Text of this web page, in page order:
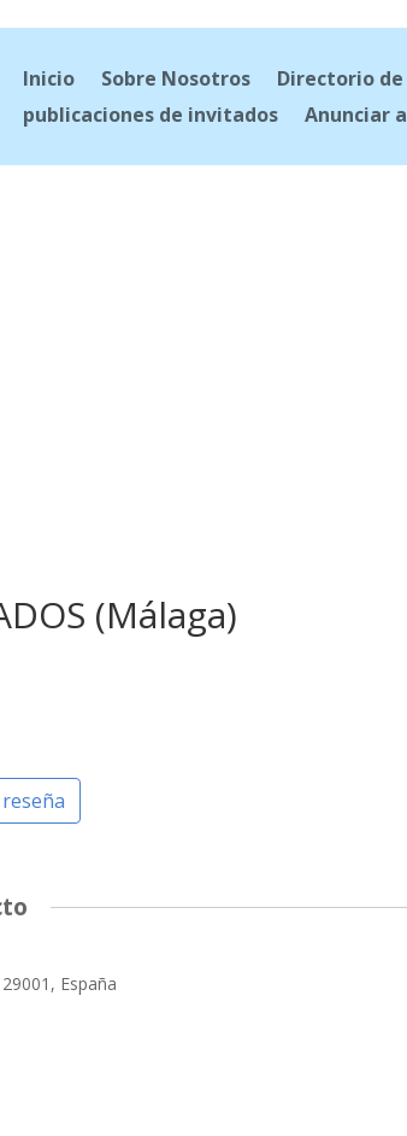
Inicio Sobre Nosotros Directorio de
publicaciones de invitados
Anunciar
(Málaga)
España